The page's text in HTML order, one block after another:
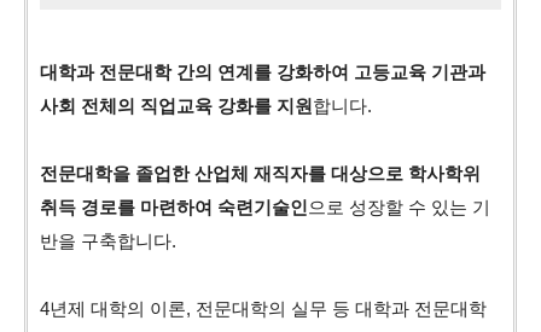
대학과 전문대학 간의 연계를 강화하여 고등교육 기관과
사회 전체의 직업교육 강화를 지원 합니다.
전문대학을 졸업한 산업체 재직자를 대상으로 학사학위
취득 경로를 마련하여 숙련기술인 으로 성장할 수 있는 기
반을 구축합니다.
4년제 대학의 이론, 전문대학의 실무 등 대학과 전문대학